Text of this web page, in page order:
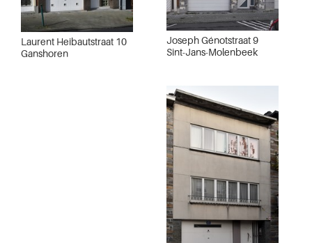
Laurent Heibautstraat 10
Ganshoren
Joseph Génotstraat 9
Sint-Jans-Molenbeek